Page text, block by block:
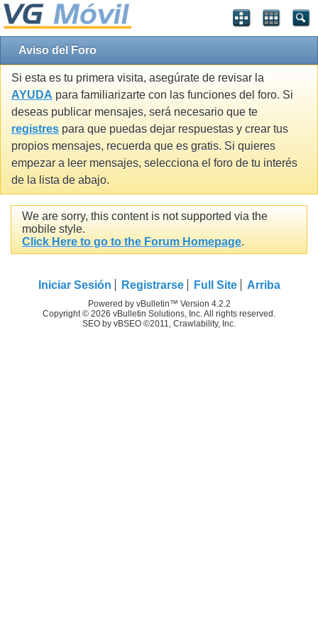
Aviso del Foro
Si esta es tu primera visita, asegúrate de revisar la
AYUDA para familiarizarte con las funciones del foro. Si
deseas publicar mensajes, será necesario que te
registres para que puedas dejar respuestas y crear tus
propios mensajes, recuerda que es gratis. Si quieres
empezar a leer mensajes, selecciona el foro de tu interés
de la lista de abajo.
We are sorry, this content is not supported via the
mobile style.
Click Here to go to the Forum Homepage.
Iniciar Sesión Registrarse Full Site Arriba
Powered by vBulletin™ Version 4.2.2
Copyright © 2026 vBulletin Solutions, Inc. All rights reserved.
SEO by vBSEO ©2011, Crawlability, Inc.